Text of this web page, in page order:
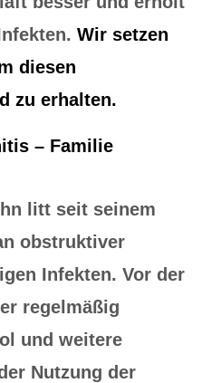
Wir setzen
diesen
zu erhalten.
– Familie
litt seit seinem
obstruktiver
Infekten. Vor der
regelmäßig
und weitere
Nutzung der